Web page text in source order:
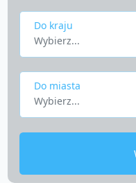
Do kraju
Wybierz...
Do miasta
Wybierz...